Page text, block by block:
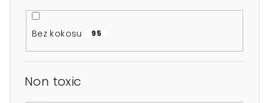
Bez kokosu 95
Non toxic